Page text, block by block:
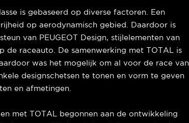
is gebaseerd op diverse factoren. Een
op aerodynamisch gebied. Daardoor is
van PEUGEOT Design, stijlelementen van
de raceauto. De samenwerking met TOTAL is
was het mogelijk om al voor de race van
designschetsen te tonen en vorm te geven
en afmetingen.
met TOTAL begonnen aan de ontwikkeling